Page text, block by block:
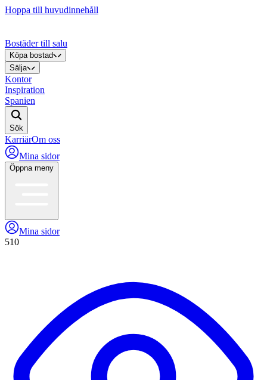
Hoppa till huvudinnehåll
Bostäder till salu
Köpa bostad
Sälja
Kontor
Inspiration
Spanien
Sök
KarriärOm oss
Mina sidor
Öppna meny
Mina sidor
510